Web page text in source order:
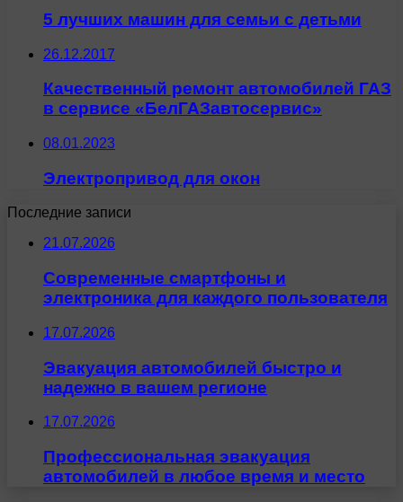
5 лучших машин для семьи с детьми
26.12.2017
Качественный ремонт автомобилей ГАЗ
в сервисе «БелГАЗавтосервис»
08.01.2023
Электропривод для окон
Последние записи
21.07.2026
Современные смартфоны и
электроника для каждого пользователя
17.07.2026
Эвакуация автомобилей быстро и
надежно в вашем регионе
17.07.2026
Профессиональная эвакуация
автомобилей в любое время и место